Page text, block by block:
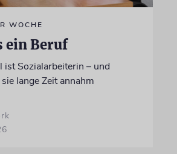
WOCHE
ein Beruf
ist Sozialarbeiterin – und
lange Zeit annahm